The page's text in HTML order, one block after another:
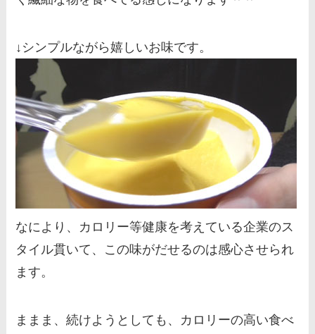
↓シンプルながら嬉しいお味です。
なにより、カロリー等健康を考えている企業のス
タイル貫いて、この味がだせるのは感心させられ
ます。
ままま、続けようとしても、カロリーの高い食べ